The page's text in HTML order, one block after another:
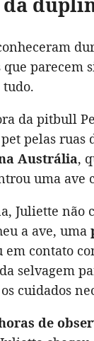
que parecem
da pitbull
pelas ruas
Austrália,
uma ave
Juliette não
a ave, uma
em contato
selvagem
cuidados
de